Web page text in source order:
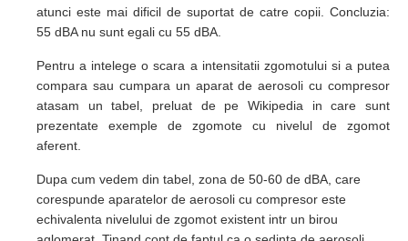
atunci este mai dificil de suportat de catre copii.
Concluzia:
55 dBA nu sunt egali cu 55 dBA.
Pentru a intelege o scara a intensitatii zgomotului si a putea
compara sau cumpara un aparat de aerosoli cu compresor
atasam un tabel, preluat de pe Wikipedia in care sunt
prezentate exemple de zgomote cu nivelul de zgomot
aferent.
Dupa cum vedem din tabel, zona de 50-60 de dBA , care
corespunde aparatelor de aerosoli cu compresor este
echivalenta nivelului de zgomot existent intr un birou